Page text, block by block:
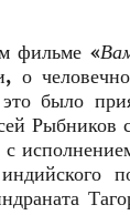
фильме «
было
Рыбников